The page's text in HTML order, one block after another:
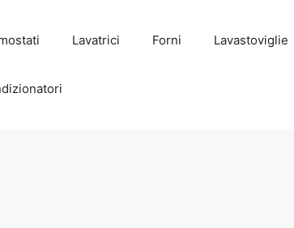
Lavatrici Forni Lavastoviglie